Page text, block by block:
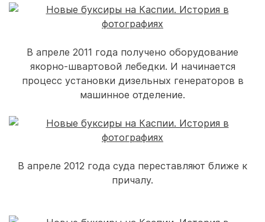
В апреле 2011 года получено оборудование
якорно-швартовой лебедки. И начинается
процесс установки дизельных генераторов в
машинное отделение.
В апреле 2012 года суда переставляют ближе к
причалу.